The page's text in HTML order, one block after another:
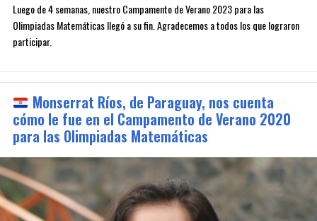
Luego de 4 semanas, nuestro Campamento de Verano 2023 para las
Olimpiadas Matemáticas llegó a su fin. Agradecemos a todos los que lograron
participar.
Monserrat Ríos, de Paraguay, nos cuenta
cómo le fue en el Campamento de Verano 2020
para las Olimpiadas Matemáticas